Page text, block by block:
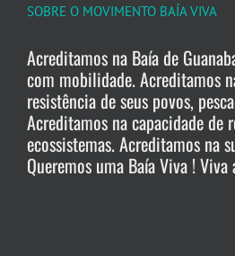
SOBRE O MOVIMENTO BAÍA VIVA
Acreditamos na Baía de
com mobilidade. Acreditamos
resistência de seus povos,
Acreditamos na capacidade de
ecossistemas. Acreditamos na
Queremos uma Baía Viva ! Viva